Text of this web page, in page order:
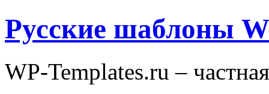
Русские шаблоны
WP-Templates.ru –